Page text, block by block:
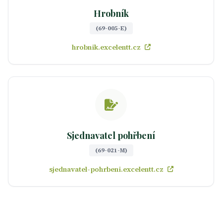
Hrobník
(69-005-E)
hrobnik.excelentt.cz
Sjednavatel pohřbení
(69-021-M)
sjednavatel-pohrbeni.excelentt.cz